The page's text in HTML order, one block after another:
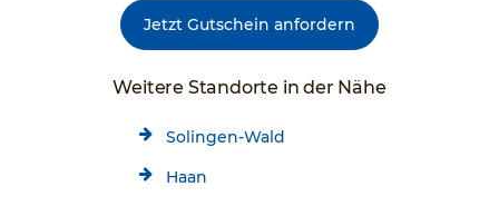
Jetzt Gutschein anfordern
Weitere Standorte in der Nähe
Solingen-Wald
Haan